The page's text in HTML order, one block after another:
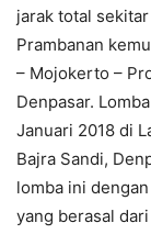
jarak total
Prambanan
– Mojokerto –
Denpasar.
Januari 2018 di
Bajra Sandi,
lomba ini
yang berasal